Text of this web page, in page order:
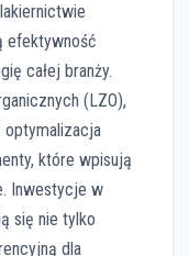
efektywność
całej branży.
(LZO),
optymalizacja
które wpisują
Inwestycje w
się nie tylko
dla